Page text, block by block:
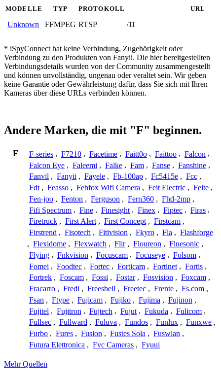
MODELLE TYP PROTOKOLL URL
Unknown FFMPEG RTSP /11
* iSpyConnect hat keine Verbindung, Zugehörigkeit oder
Verbindung zu den Produkten von Fanyii. Die hier bereitgestellten
Verbindungsdetails wurden von der Community zusammengestellt
und können unvollständig, ungenau oder veraltet sein. Wir geben
keine Garantie oder Gewährleistung dafür, dass Sie sich mit Ihren
Kameras über diese URLs verbinden können.
Andere Marken, die mit "F" beginnen.
F F-series , F7210 , Facetime , Faitt0o , Faittoo , Falcon ,
Falcon Eye , Faleemi , Falke , Fam , Fanse , Fanshine ,
Fanvil , Fanyii , Fayele , Fb-100ap , Fc5415e , Fcc ,
Fdt , Feasso , Febfox Wifi Camera , Feit Electric , Feite ,
Fen-joo , Fenton , Ferguson , Fern360 , Fhd-2mp ,
Fifi Spectrum , Fine , Finesight , Finex , Fiptec , Firas ,
Firetruck , First Alert , First Concept , Firstcam ,
Firstrend , Fisotech , Fitivision , Fkyro , Fla , Flashforge
, Flexidome , Flexwatch , Flir , Floureon , Fluesonic ,
Flying , Fnkvision , Focuscam , Focuseye , Folsom ,
Fomei , Foodtec , Fortec , Forticam , Fortinet , Fortis ,
Fortrek , Foscam , Fossi , Fostar , Fosvision , Foxcam ,
Fracarro , Fredi , Freesbell , Freetec , Frente , Fs.com ,
Fsan , Ftype , Fujicam , Fujiko , Fujima , Fujinon ,
Fujitel , Fujitron , Fujtech , Fujut , Fukuda , Fulicom ,
Fullsec , Fullward , Fuluva , Fundos , Funlux , Funxwe ,
Furbo , Fures , Fusion , Fustes Sola , Fuswlan ,
Futura Elettronica , Fvc Cameras , Fyuui
Mehr Quellen